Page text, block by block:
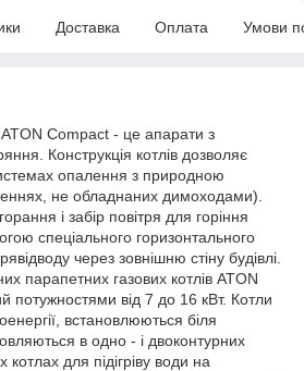
Доставка Оплата Умови
ATON Compact - це апарати з
Конструкція котлів дозволяє
опалення з природною
не обладнаних димоходами).
і забір повітря для горіння
спеціального горизонтального
через зовнішню стіну будівлі.
парапетних газових котлів ATON
потужностями від 7 до 16 кВт. Котли
встановлюються біля
в одно - і двоконтурних
котлах для підігріву води на